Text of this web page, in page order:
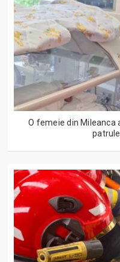
O femeie din Mileanca